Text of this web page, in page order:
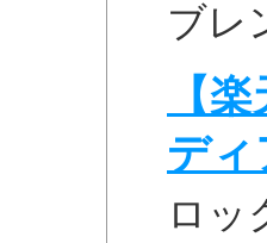
ブレ
【
ディ
ロッ